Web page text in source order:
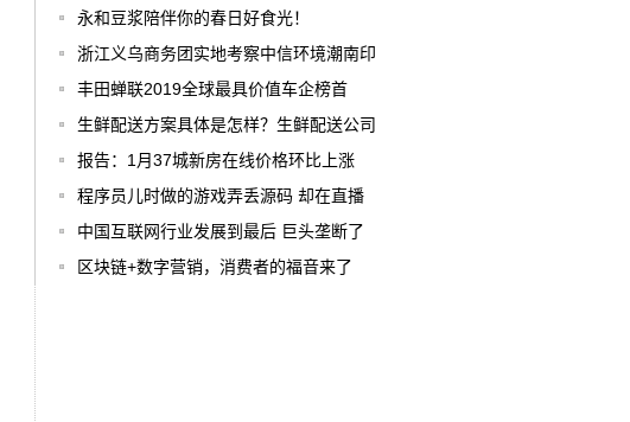
永和豆浆陪伴你的春日好食光！
浙江义乌商务团实地考察中信环境潮南印
丰田蝉联2019全球最具价值车企榜首
生鲜配送方案具体是怎样？生鲜配送公司
报告：1月37城新房在线价格环比上涨
程序员儿时做的游戏弄丢源码 却在直播
中国互联网行业发展到最后 巨头垄断了
区块链+数字营销，消费者的福音来了